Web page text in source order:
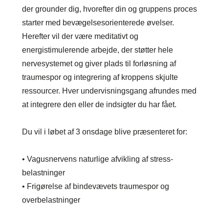
der grounder dig, hvorefter din og gruppens proces
starter med bevægelsesorienterede øvelser.
Herefter vil der være meditativt og
energistimulerende arbejde, der støtter hele
nervesystemet og giver plads til forløsning af
traumespor og integrering af kroppens skjulte
ressourcer. Hver undervisningsgang afrundes med
at integrere den eller de indsigter du har fået.
Du vil i løbet af 3 onsdage blive præsenteret for:
• Vagusnervens naturlige afvikling af stress-
belastninger
• Frigørelse af bindevævets traumespor og
overbelastninger